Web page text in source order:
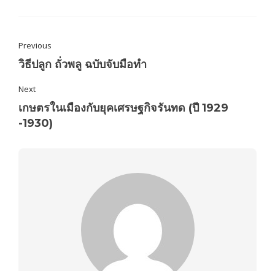
Previous
วิธีปลูก ถั่วพลู ฉบับจับมือทำ
Next
เกษตรในเมืองกับยุคเศรษฐกิจรันทด (ปี 1929
-1930)